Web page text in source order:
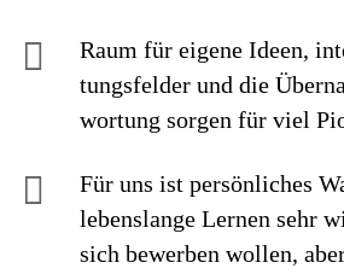
Raum für eigene Ideen,
tungs­felder und die
wor­tung sorgen für viel
Für uns ist persönliches
lebenslange Lernen sehr
sich bewerben wollen,